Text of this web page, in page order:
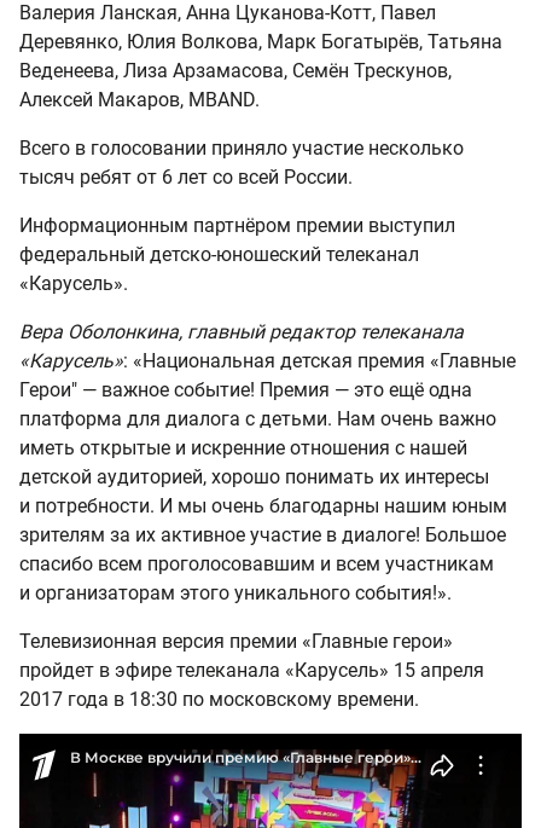
Валерия Ланская, Анна Цуканова-Котт, Павел
Деревянко, Юлия Волкова, Марк Богатырёв, Татьяна
Веденеева, Лиза Арзамасова, Семён Трескунов,
Алексей Макаров, MBAND.
Всего в голосовании приняло участие несколько
тысяч ребят от 6 лет со всей России.
Информационным партнёром премии выступил
федеральный детско-юношеский телеканал
«Карусель».
Вера Оболонкина, главный редактор телеканала
«Карусель»: «Национальная детская премия «Главные
Герои" — важное событие! Премия — это ещё одна
платформа для диалога с детьми. Нам очень важно
иметь открытые и искренние отношения с нашей
детской аудиторией, хорошо понимать их интересы
и потребности. И мы очень благодарны нашим юным
зрителям за их активное участие в диалоге! Большое
спасибо всем проголосовавшим и всем участникам
и организаторам этого уникального события!».
Телевизионная версия премии «Главные герои»
пройдет в эфире телеканала «Карусель» 15 апреля
2017 года в 18:30 по московскому времени.